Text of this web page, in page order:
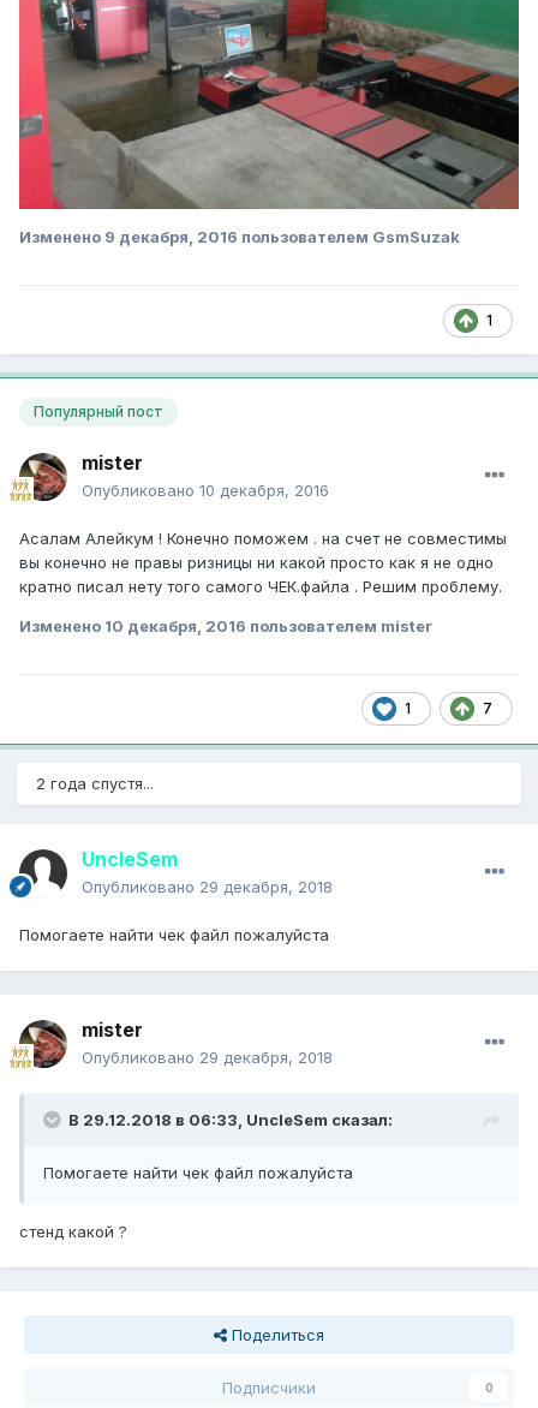
Изменено 9 декабря, 2016 пользователем GsmSuzak
1
Популярный пост
mister
Опубликовано 10 декабря, 2016
Асалам Алейкум ! Конечно поможем . на счет не совместимы
вы конечно не правы ризницы ни какой просто как я не одно
кратно писал нету того самого ЧЕК.файла . Решим проблему.
Изменено 10 декабря, 2016 пользователем mister
1 7
2 года спустя...
UncleSem
Опубликовано 29 декабря, 2018
Помогаете найти чек файл пожалуйста
mister
Опубликовано 29 декабря, 2018
В 29.12.2018 в 06:33, UncleSem сказал:
Помогаете найти чек файл пожалуйста
стенд какой ?
Поделиться
Подписчики 0